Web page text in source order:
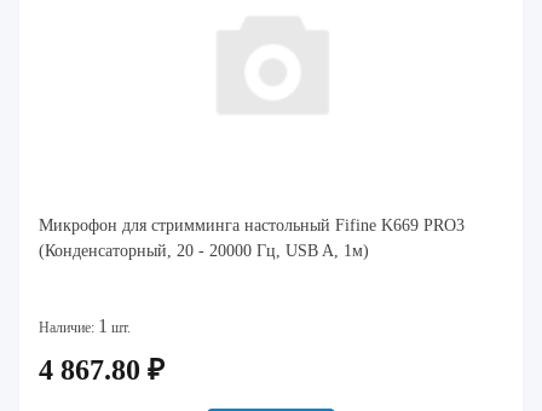
Микрофон для стримминга настольный Fifine K669 PRO3
(Конденсаторный, 20 - 20000 Гц, USB A, 1м)
Наличие: 1 шт.
4 867.80 ₽